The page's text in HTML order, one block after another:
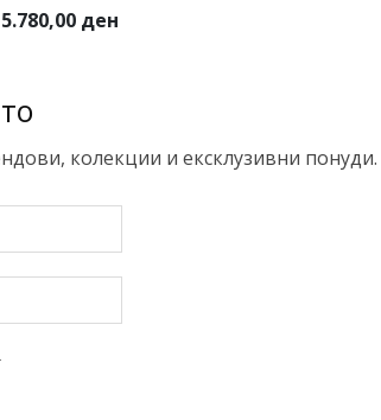
5.780,00 ден
колекции и ексклузивни понуди.